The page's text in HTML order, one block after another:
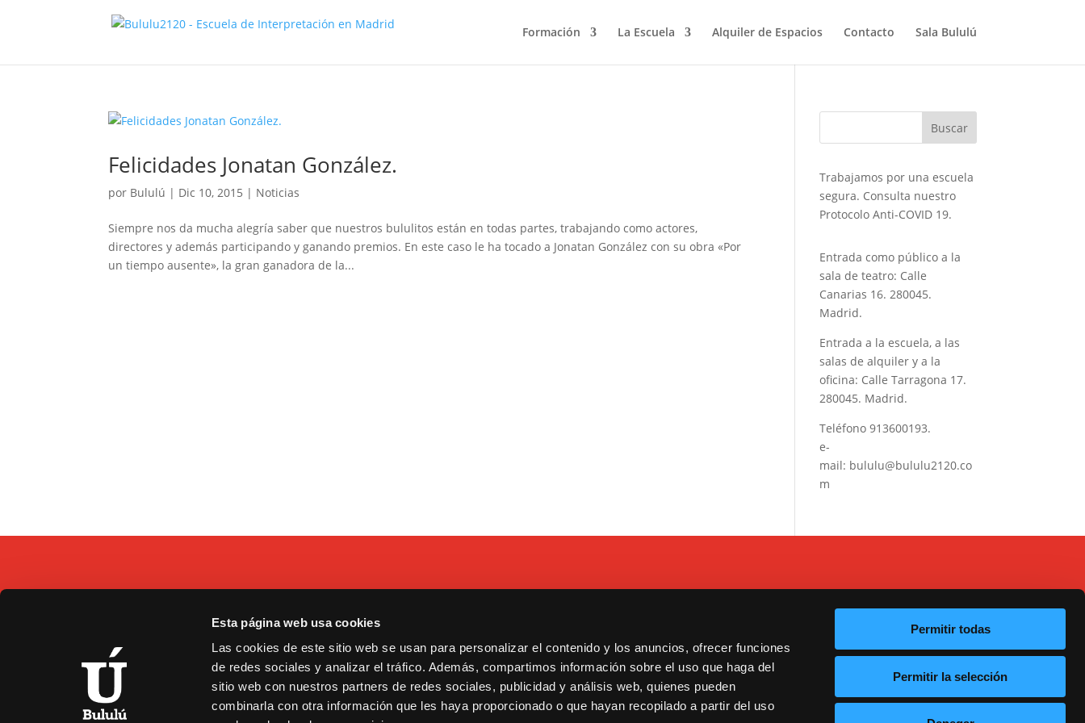
Esta página web usa cookies
Las cookies de este sitio web se usan para personalizar el contenido y los anuncios, ofrecer funciones
de redes sociales y analizar el tráfico. Además, compartimos información sobre el uso que haga del
sitio web con nuestros partners de redes sociales, publicidad y análisis web, quienes pueden
combinarla con otra información que les haya proporcionado o que hayan recopilado a partir del uso
Permitir todas
Permitir la selección
Formación La Escuela Alquiler de Espacios Contacto Sala Bululú
Felicidades Jonatan González.
por Bululú | Dic 10, 2015 | Noticias
Siempre nos da mucha alegría saber que nuestros bululitos están en todas partes, trabajando como actores,
directores y además participando y ganando premios. En este caso le ha tocado a Jonatan González con su obra «Por
un tiempo ausente», la gran ganadora de la...
Trabajamos por una escuela
segura. Consulta nuestro
Protocolo Anti-COVID 19.
Entrada como público a la
sala de teatro: Calle
Canarias 16. 280045.
Madrid.
Entrada a la escuela, a las
salas de alquiler y a la
oficina: Calle Tarragona 17.
280045. Madrid.
Teléfono913600193.
e-
mail: bululu@bululu2120.co
m
C/ Tarragona, 17. Madrid.
913600193.
bululu@bululu2120.com
Cookies y privacidad
Copyright © 2021 Bululú 2120